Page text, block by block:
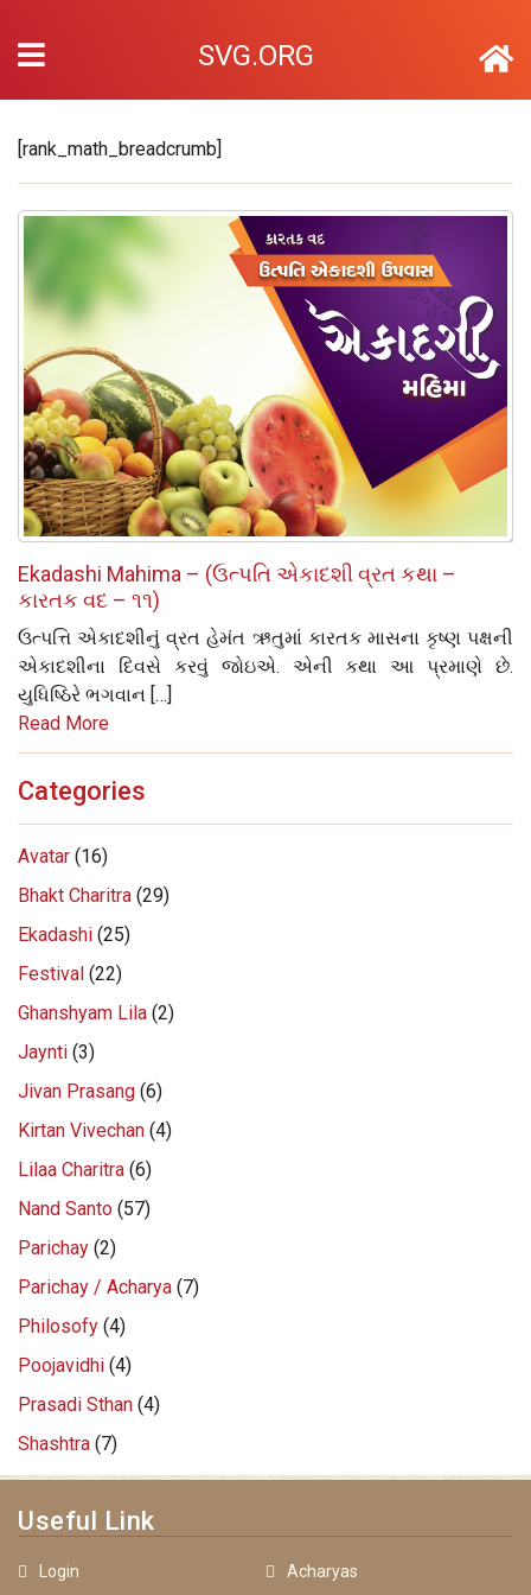
SVG.ORG
[rank_math_breadcrumb]
Ekadashi Mahima – (ઉત્પતિ એકાદશી વ્રત કથા –
કારતક વદ – ૧૧)
ઉત્‍પત્તિ એકાદશીનું વ્રત હેમંત ઋતુમાં કારતક માસના કૃષ્‍ણ પક્ષની
એકાદશીના દિવસે કરવું જોઇએ. એની કથા આ પ્રમાણે છે.
યુધિષ્ઠિરે ભગવાન […]
Read More
Categories
Avatar (16)
Bhakt Charitra (29)
Ekadashi (25)
Festival (22)
Ghanshyam Lila (2)
Jaynti (3)
Jivan Prasang (6)
Kirtan Vivechan (4)
Lilaa Charitra (6)
Nand Santo (57)
Parichay (2)
Parichay / Acharya (7)
Philosofy (4)
Poojavidhi (4)
Prasadi Sthan (4)
Shashtra (7)
Useful Link
Login
Acharyas